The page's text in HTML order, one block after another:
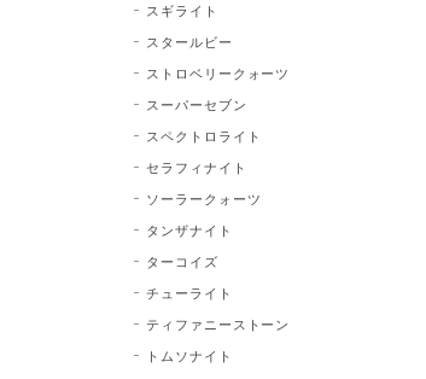
スギライト
スタールビー
ストロベリークォーツ
スーパーセブン
スペクトロライト
セラフィナイト
ソーラークォーツ
タンザナイト
ターコイズ
チューライト
ティファニーストーン
トムソナイト